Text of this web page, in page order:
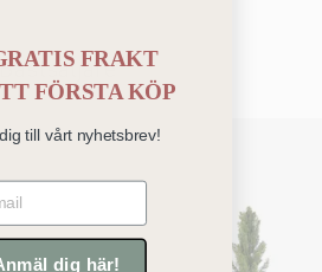
FRAKT
FÖRSTA KÖP
dig till vårt nyhetsbrev!
dig här!